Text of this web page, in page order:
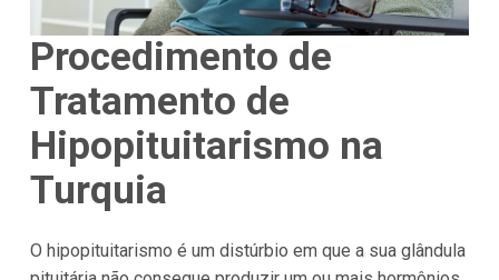
Procedimento de
Tratamento de
Hipopituitarismo na
Turquia
O hipopituitarismo é um distúrbio em que a sua glândula